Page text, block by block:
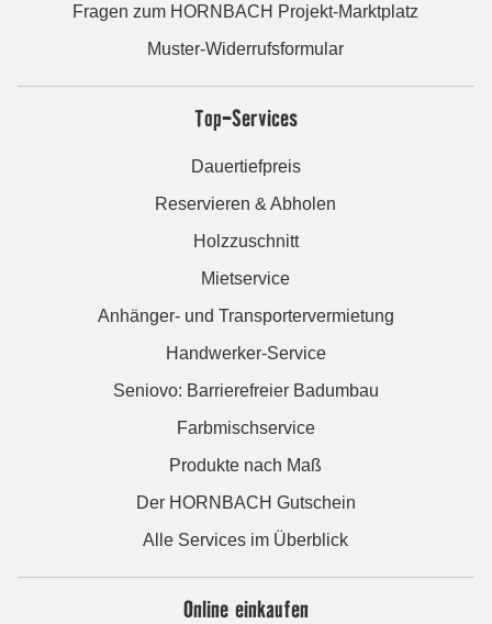
Fragen zum HORNBACH Projekt-Marktplatz
Muster-Widerrufsformular
Top-Services
Dauertiefpreis
Reservieren & Abholen
Holzzuschnitt
Mietservice
Anhänger- und Transportervermietung
Handwerker-Service
Seniovo: Barrierefreier Badumbau
Farbmischservice
Produkte nach Maß
Der HORNBACH Gutschein
Alle Services im Überblick
Online einkaufen